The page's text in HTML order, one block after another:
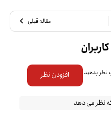
مقاله قبلی
نظر بدهید افزودن نظر
که نظر می دهد